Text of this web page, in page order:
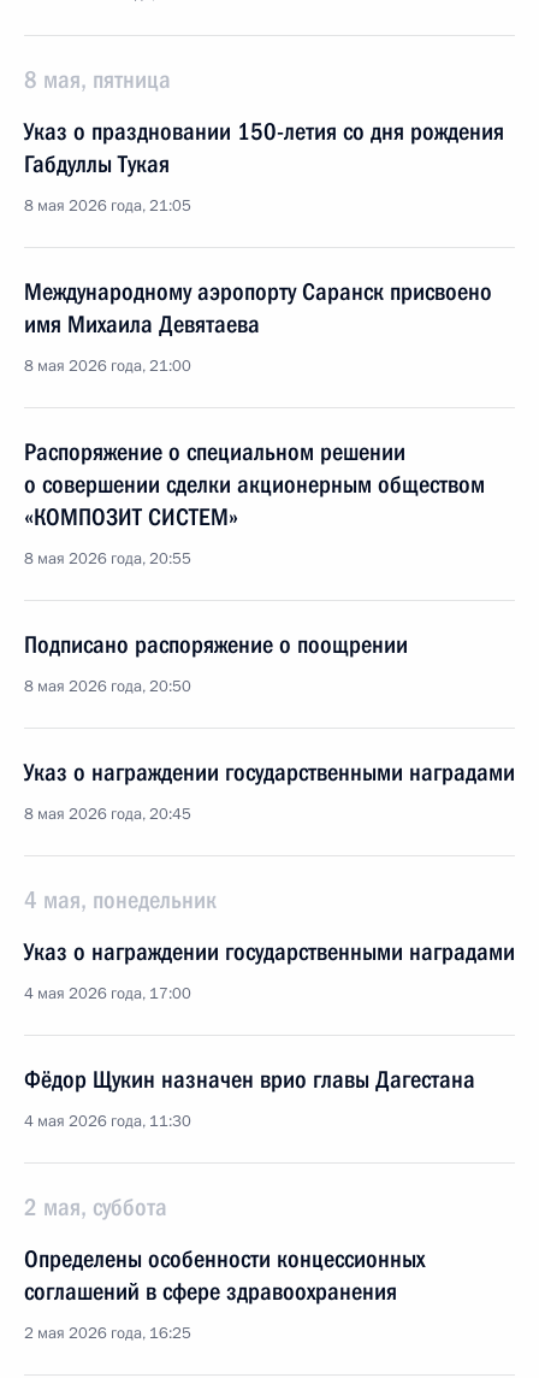
8 мая, пятница
Указ о праздновании 150-летия со дня рождения
Габдуллы Тукая
8 мая 2026 года, 21:05
Международному аэропорту Саранск присвоено
имя Михаила Девятаева
8 мая 2026 года, 21:00
Распоряжение о специальном решении
о совершении сделки акционерным обществом
«КОМПОЗИТ СИСТЕМ»
8 мая 2026 года, 20:55
Подписано распоряжение о поощрении
8 мая 2026 года, 20:50
Указ о награждении государственными наградами
8 мая 2026 года, 20:45
4 мая, понедельник
Указ о награждении государственными наградами
4 мая 2026 года, 17:00
Фёдор Щукин назначен врио главы Дагестана
4 мая 2026 года, 11:30
2 мая, суббота
Определены особенности концессионных
соглашений в сфере здравоохранения
2 мая 2026 года, 16:25